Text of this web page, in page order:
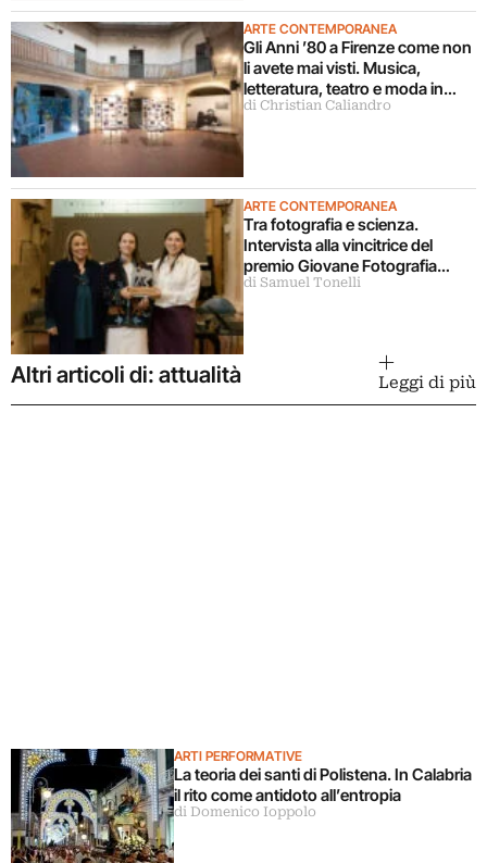
ARTE CONTEMPORANEA
Gli Anni ’80 a Firenze come non
li avete mai visti. Musica,
letteratura, teatro e moda in
mostra
di Christian Caliandro
ARTE CONTEMPORANEA
Tra fotografia e scienza.
Intervista alla vincitrice del
premio Giovane Fotografia
Italiana 2026
di Samuel Tonelli
Altri articoli di: attualità Leggi di più
ARTI PERFORMATIVE
La teoria dei santi di Polistena. In Calabria
il rito come antidoto all’entropia
di Domenico Ioppolo